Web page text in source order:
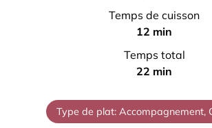
i
n
t
e
Temps de cuisson
12 m
n
t
e
min
Temps total
22 m
n
u
min
Type de plat: Accompagnement,